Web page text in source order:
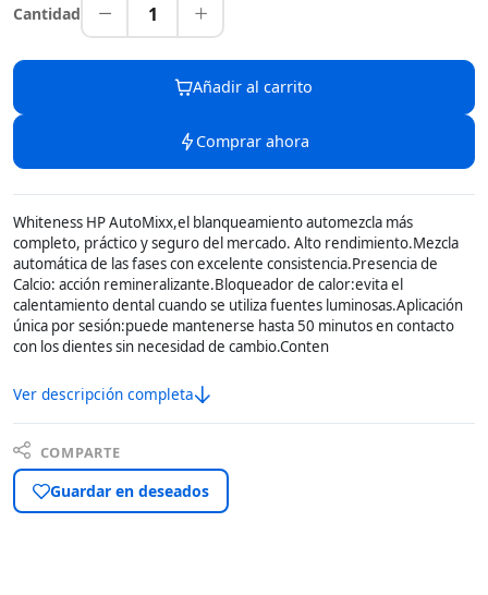
Cantidad 1
Añadir al carrito
Comprar ahora
Whiteness HP AutoMixx,el blanqueamiento automezcla más
completo, práctico y seguro del mercado. Alto rendimiento.Mezcla
automática de las fases con excelente consistencia.Presencia de
Calcio: acción remineralizante.Bloqueador de calor:evita el
calentamiento dental cuando se utiliza fuentes luminosas.Aplicación
única por sesión:puede mantenerse hasta 50 minutos en contacto
con los dientes sin necesidad de cambio.Conten
Ver descripción completa
COMPARTE
Guardar en deseados